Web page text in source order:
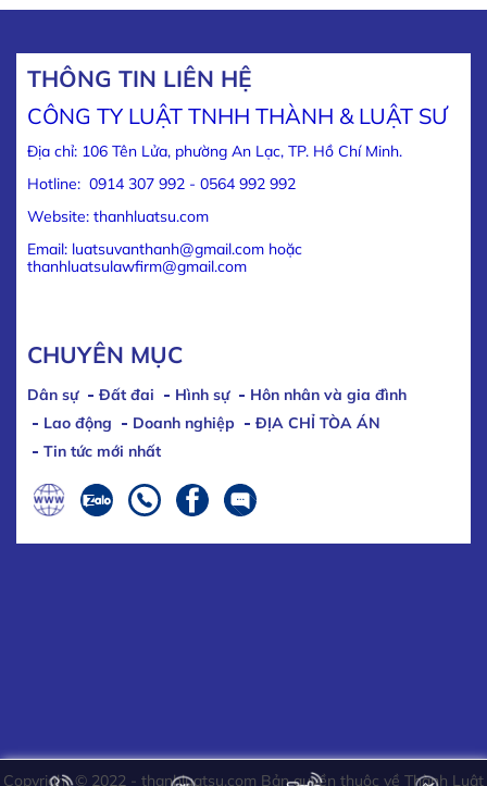
THÔNG TIN LIÊN HỆ
CÔNG TY LUẬT TNHH THÀNH & LUẬT SƯ
Địa chỉ: 106 Tên Lửa, phường An Lạc, TP. Hồ Chí Minh.
Hotline: 0914 307 992 - 0564 992 992
Website: thanhluatsu.com
Email: luatsuvanthanh@gmail.com hoặc
thanhluatsulawfirm@gmail.com
CHUYÊN MỤC
Dân sự Đất đai Hình sự
Hôn nhân và gia đình
Lao động
Doanh nghiệp
ĐỊA CHỈ TÒA ÁN
Tin tức mới nhất
Copyright © 2022 - thanhluatsu.com Bản quyền thuộc về Thành Luật